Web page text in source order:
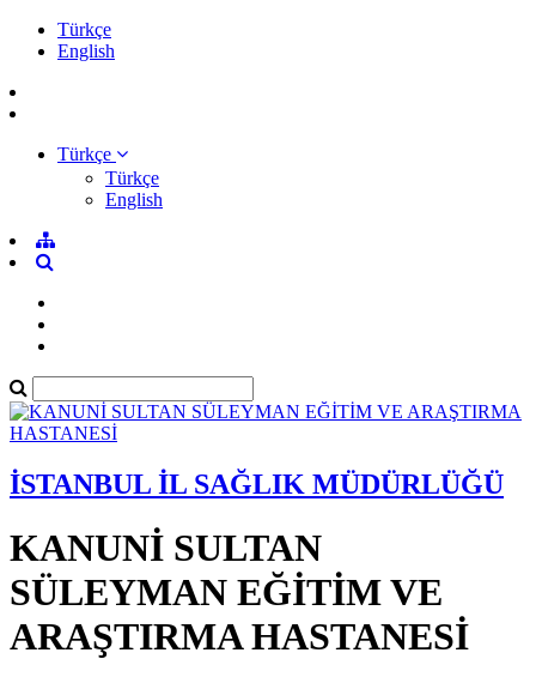
Türkçe
English
Türkçe
Türkçe
English
İSTANBUL İL SAĞLIK MÜDÜRLÜĞÜ
KANUNİ SULTAN
SÜLEYMAN EĞİTİM VE
ARAŞTIRMA HASTANESİ